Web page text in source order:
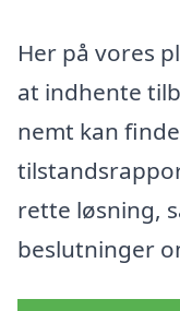
Her på vores
at indhente
nemt kan
rette løsning,
beslutninger